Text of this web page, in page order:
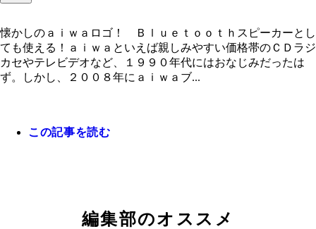
懐かしのａｉｗａロゴ！ Ｂｌｕｅｔｏｏｔｈスピーカーとし
ても使える！ａｉｗａといえば親しみやすい価格帯のＣＤラジ
カセやテレビデオなど、１９９０年代にはおなじみだったは
ず。しかし、２００８年にａｉｗａブ...
この記事を読む
編集部のオススメ